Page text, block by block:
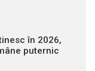
în 2026,
puternic